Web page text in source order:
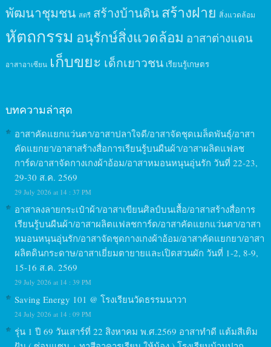
พัฒนาชุมชน สตรี สร้างบ้านดินสร้างฝาย สิ่งแวดล้อม
หัตถกรรม อนุรักษ์สิ่งแวดล้อม อาสาต่างแดน
อาสาอาเซียน เก็บขยะ เด็กเยาวชน เรียนรู้เกษตร
บทความล่าสุด
อาสาคัดแยกแว่นตา/อาสาปลาใจดี/อาสาจัดชุดเมล็ดพันธุ์/อาสา
คัดแยกยา/อาสาสร้างสื่อการเรียนรู้บนผืนผ้า/อาสาผลิตแฟลช
การ์ด/อาสาจัดกางเกงผ้าอ้อม/อาสาหมอนหนุนอุ่นรัก วันที่ 22-23,
29-30 ส.ค. 2569
29 July 2026 at 14 : 37 PM
อาสาลงลายกระเป๋าผ้า/อาสาเขียนศิลป์บนเสื้อ/อาสาสร้างสื่อการ
เรียนรู้บนผืนผ้า/อาสาผลิตแฟลชการ์ด/อาสาคัดแยกแว่นตา/อาสา
หมอนหนุนอุ่นรัก/อาสาจัดชุดกางเกงผ้าอ้อม/อาสาคัดแยกยา/อาสา
ผลิตดินกระดาษ/อาสาเยี่ยมตายายและเปิดสวนผัก วันที่ 1-2, 8-9,
15-16 ส.ค. 2569
29 July 2026 at 14 : 39 PM
Saving Energy 101 @ โรงเรียนวัดธรรมนาวา
24 July 2026 at 14 : 09 PM
รุ่น 1 ปี 69 วันเสาร์ที่ 22 สิงหาคม พ.ศ.2569 อาสาทำดี แต้มสีเติม